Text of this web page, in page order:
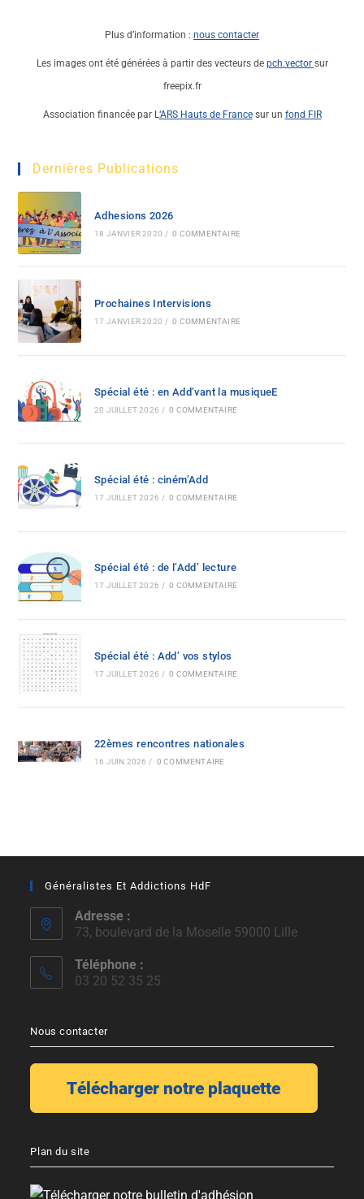
Plus d’information : nous contacter
Les images ont été générées à partir des vecteurs de pch.vector sur
freepix.fr
Association financée par L‘ARS Hauts de Francesur un fond FIR
Dernières Publications
Adhesions 2026
18 JANVIER 2020 / 0 COMMENTAIRE
Prochaines Intervisions
17 JANVIER 2020 / 0 COMMENTAIRE
Spécial été : en Add’vant la musiqueE
20 JUILLET 2026 / 0 COMMENTAIRE
Spécial été : ciném’Add
17 JUILLET 2026 / 0 COMMENTAIRE
Spécial été : de l’Add’ lecture
17 JUILLET 2026 / 0 COMMENTAIRE
Spécial été : Add’ vos stylos
17 JUILLET 2026 / 0 COMMENTAIRE
22èmes rencontres nationales
16 JUIN 2026 / 0 COMMENTAIRE
Généralistes Et Addictions HdF
Adresse :
73, boulevard de la Moselle 59000 Lille
Téléphone :
03 20 52 35 25
Nous contacter
Plan du site